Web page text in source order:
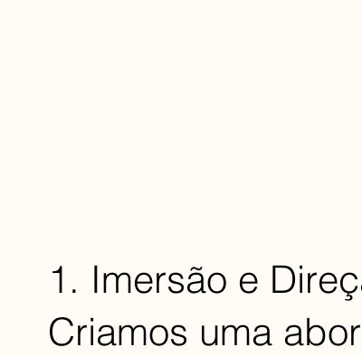
1. Imersão e
Criamos uma